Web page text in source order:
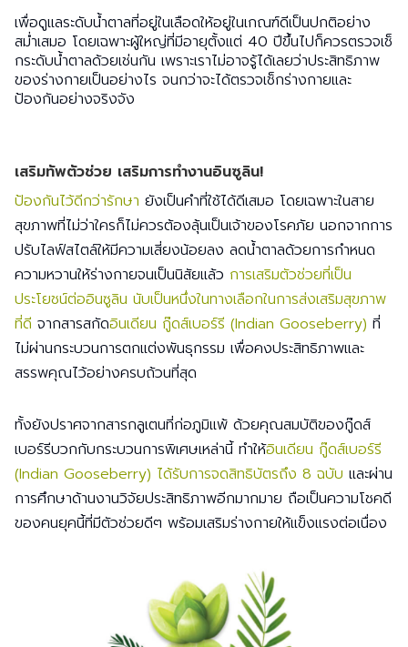
เพื่อดูแลระดับน้ำตาลที่อยู่ในเลือดให้อยู่ในเกณฑ์ดีเป็นปกติอย่าง
สม่ำเสมอ โดยเฉพาะผู้ใหญ่ที่มีอายุตั้งแต่ 40 ปีขึ้นไปก็ควรตรวจเช็
กระดับน้ำตาลด้วยเช่นกัน เพราะเราไม่อาจรู้ได้เลยว่าประสิทธิภาพ
ของร่างกายเป็นอย่างไร จนกว่าจะได้ตรวจเช็กร่างกายและ
ป้องกันอย่างจริงจัง
เสริมทัพตัวช่วย เสริมการทำงานอินซูลิน!
ป้องกันไว้ดีกว่ารักษา ยังเป็นคำที่ใช้ได้ดีเสมอ โดยเฉพาะในสาย
สุขภาพที่ไม่ว่าใครก็ไม่ควรต้องลุ้นเป็นเจ้าของโรคภัย นอกจากการ
ปรับไลฟ์สไตล์ให้มีความเสี่ยงน้อยลง ลดน้ำตาลด้วยการกำหนด
ความหวานให้ร่างกายจนเป็นนิสัยแล้ว การเสริมตัวช่วยที่เป็น
ประโยชน์ต่ออินซูลิน นับเป็นหนึ่งในทางเลือกในการส่งเสริมสุขภาพ
ที่ดี จากสารสกัดอินเดียน กู๊ดส์เบอร์รี (Indian Gooseberry) ที่
ไม่ผ่านกระบวนการตกแต่งพันธุกรรม เพื่อคงประสิทธิภาพและ
สรรพคุณไว้อย่างครบถ้วนที่สุด
ทั้งยังปราศจากสารกลูเตนที่ก่อภูมิแพ้ ด้วยคุณสมบัติของกู๊ดส์
เบอร์รีบวกกับกระบวนการพิเศษเหล่านี้ ทำให้อินเดียน กู๊ดส์เบอร์รี
(Indian Gooseberry) ได้รับการจดสิทธิบัตรถึง 8 ฉบับ และผ่าน
การศึกษาด้านงานวิจัยประสิทธิภาพอีกมากมาย ถือเป็นความโชคดี
ของคนยุคนี้ที่มีตัวช่วยดีๆ พร้อมเสริมร่างกายให้แข็งแรงต่อเนื่อง